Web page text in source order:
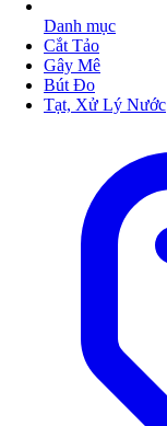
Danh mục
Cắt Tảo
Gây Mê
Bút Đo
Tạt, Xử Lý Nước